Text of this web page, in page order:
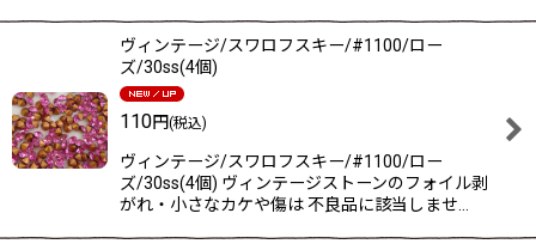
ヴィンテージ/スワロフスキー/#1100/ロー
ズ/30ss(4個)
110円(税込)
ヴィンテージ/スワロフスキー/#1100/ロー
ズ/30ss(4個) ヴィンテージストーンのフォイル剥
がれ・小さなカケや傷は 不良品に該当しませ…